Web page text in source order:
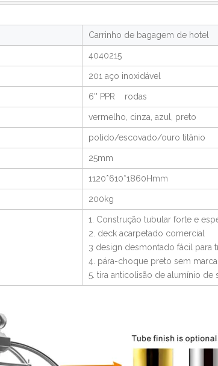
Carrinho de bagagem de hotel
4040215
201 aço inoxidável
6'' PPR rodas
vermelho, cinza, azul, preto
polido/escovado/ouro titânio
25mm
1120*610*1860Hmm
200kg
1. Construção tubular forte e
2. deck acarpetado comercial
3 design desmontado fácil
4. pára-choque preto sem
5. tira anticolisão de alumínio de